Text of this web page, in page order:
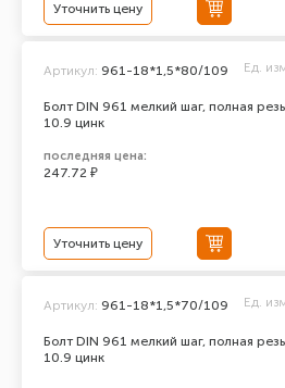
Уточнить цену
Болт DIN 961 мелкий шаг, полная
10.9 цинк
Артикул: 961-18*1,5*80/109 Ед.
последняя цена:
247.72 ₽
Уточнить цену
Болт DIN 961 мелкий шаг, полная
10.9 цинк
Артикул: 961-18*1,5*70/109 Ед.